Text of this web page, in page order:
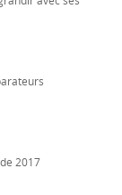
2017